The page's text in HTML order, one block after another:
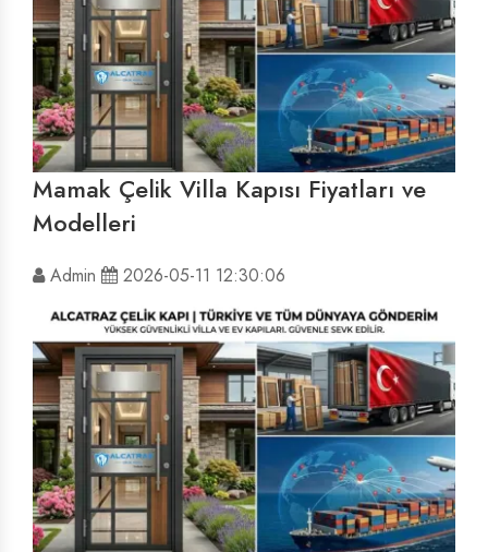
Mamak Çelik Villa Kapısı Fiyatları ve
Modelleri
Admin 2026-05-11 12:30:06